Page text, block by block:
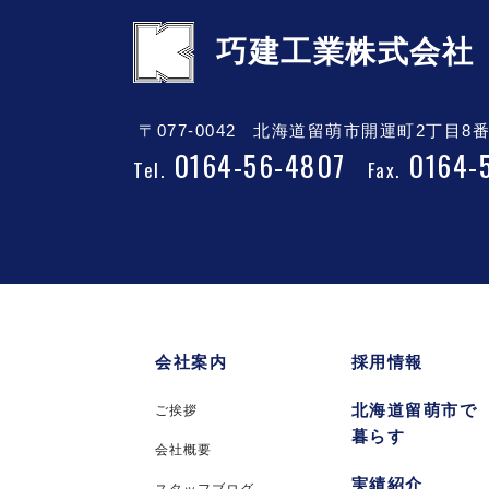
巧建工業株式会社
〒077-0042 北海道留萌市開運町2丁目8
Tel. 0164-56-4807 Fax.
会社案内
ご挨拶
会社概要
採用情報
北海道留萌市で
暮らす
実績紹介